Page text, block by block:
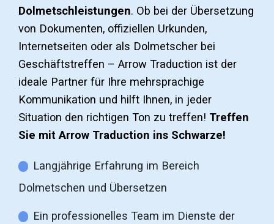
Dolmetschleistungen. Ob bei der Übersetzung
von Dokumenten, offiziellen Urkunden,
Internetseiten oder als Dolmetscher bei
Geschäftstreffen – Arrow Traduction ist der
ideale Partner für Ihre mehrsprachige
Kommunikation und hilft Ihnen, in jeder
Situation den richtigen Ton zu treffen! Treffen
Sie mit Arrow Traduction ins Schwarze!
Langjährige Erfahrung im Bereich
Dolmetschen und Übersetzen
Ein professionelles Team im Dienste der